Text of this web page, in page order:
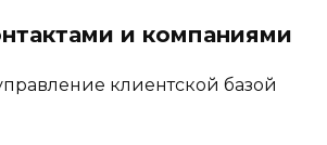
и компаниями
клиентской базой